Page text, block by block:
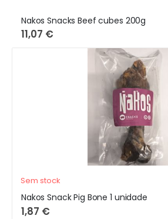
Nakos Snacks Beef cubes 200g
11,07 €
Sem stock
Nakos Snack Pig Bone 1 unidade
1,87 €